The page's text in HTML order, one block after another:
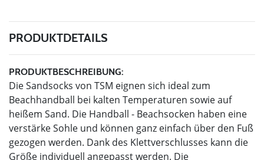
PRODUKTDETAILS
PRODUKTBESCHREIBUNG:
Die Sandsocks von TSM eignen sich ideal zum
Beachhandball bei kalten Temperaturen sowie auf
heißem Sand. Die Handball - Beachsocken haben eine
verstärke Sohle und können ganz einfach über den Fuß
gezogen werden. Dank des Klettverschlusses kann die
Größe individuell angepasst werden. Die